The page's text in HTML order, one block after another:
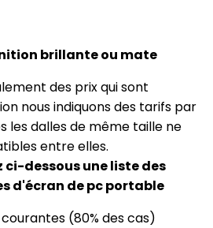
brillante ou mate
des prix qui sont
nous indiquons des tarifs par
les dalles de même taille ne
entre elles.
ci-dessous une liste des
d'écran de pc portable
(80% des cas)